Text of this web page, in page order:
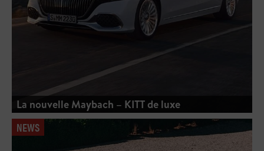
La nouvelle Maybach – KITT de luxe
NEWS